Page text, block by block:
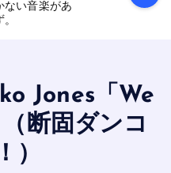
ない音楽があ
Jones「We
断固ダンコ
）